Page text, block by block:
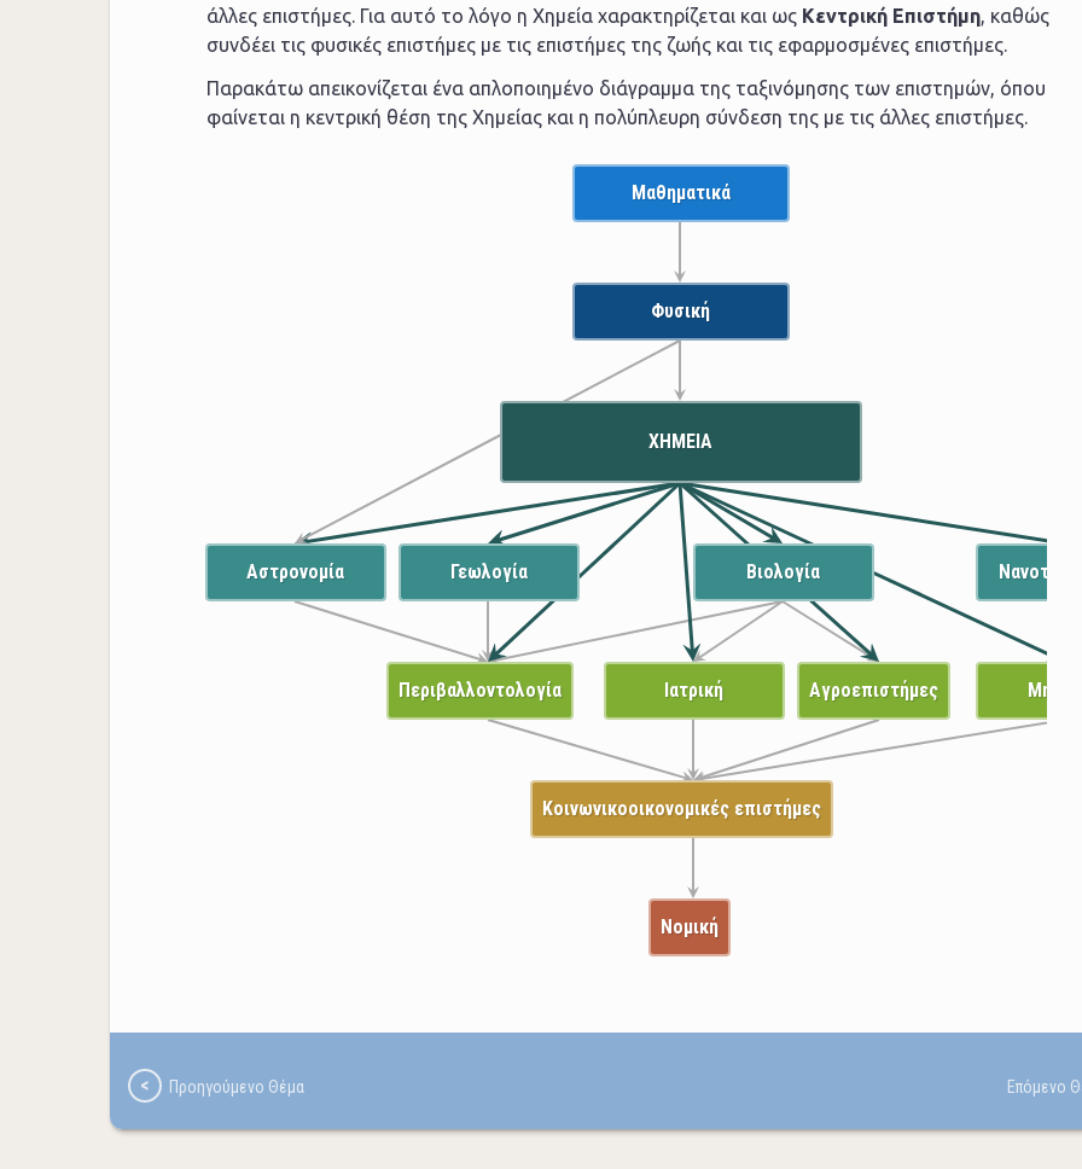
άλλες επιστήμες. Για αυτό το λόγο η Χημεία χαρακτηρίζεται και ωςΚεντρική Επιστήμη, καθώς
συνδέει τις φυσικές επιστήμες με τις επιστήμες της ζωής και τις εφαρμοσμένες επιστήμες.
Παρακάτω απεικονίζεται ένα απλοποιημένο διάγραμμα της ταξινόμησης των επιστημών, όπου
φαίνεται η κεντρική θέση της Χημείας και η πολύπλευρη σύνδεση της με τις άλλες επιστήμες.
Αγροεπιστήμες
Νομική
Κοινωνικοοικονομικές επιστήμες
Ιατρική
Βιολογία
Περιβαλλοντολογία
Γεωλογία
Αστρονομία
ΧΗΜΕΙΑ
Φυσική
Μαθηματικά